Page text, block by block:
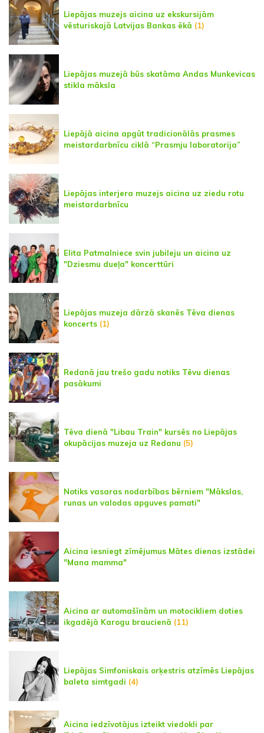
Liepājas muzejs aicina uz ekskursijām
vēsturiskajā Latvijas Bankas ēkā (1)
Liepājas muzejā būs skatāma Andas Munkevicas
stikla māksla
Liepājā aicina apgūt tradicionālās prasmes
meistardarbnīcu ciklā “Prasmju laboratorija”
Liepājas interjera muzejs aicina uz ziedu rotu
meistardarbnīcu
Elita Patmalniece svin jubileju un aicina uz
"Dziesmu dueļa" koncerttūri
Liepājas muzeja dārzā skanēs Tēva dienas
koncerts (1)
Redanā jau trešo gadu notiks Tēvu dienas
pasākumi
Tēva dienā "Libau Train" kursēs no Liepājas
okupācijas muzeja uz Redanu (5)
Notiks vasaras nodarbības bērniem "Mākslas,
runas un valodas apguves pamati"
Aicina iesniegt zīmējumus Mātes dienas izstādei
"Mana mamma"
Aicina ar automašīnām un motocikliem doties
ikgadējā Karogu braucienā (11)
Liepājas Simfoniskais orķestris atzīmēs Liepājas
baleta simtgadi (4)
Aicina iedzīvotājus izteikt viedokli par